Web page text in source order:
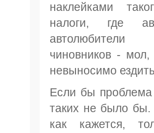
наклейками
налоги, где
чиновников -
невыносимо
Если бы
таких не было
как кажется,